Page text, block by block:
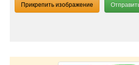
Прикрепить изображение